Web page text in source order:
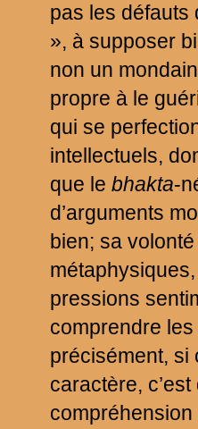
pas les défauts
», à supposer
non un
propre à le
qui se
intellectuels,
que le bhakta-
d’arguments
bien; sa
pressions
comprendre
précisément, si
caractère,